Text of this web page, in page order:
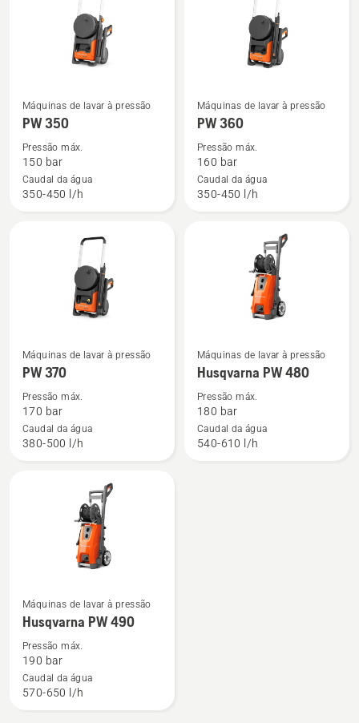
Ver
mais
detalhes
sobre
PW 350
Máquinas de lavar à pressão
PW 350
Pressão máx.
150 bar
Caudal da água
350-450 l/h
Ver
mais
detalhes
sobre
PW 360
Máquinas de lavar à pressão
PW 360
Pressão máx.
160 bar
Caudal da água
350-450 l/h
Ver
mais
detalhes
sobre
PW 370
Máquinas de lavar à pressão
PW 370
Pressão máx.
170 bar
Caudal da água
380-500 l/h
Ver
mais
detalhes
sobre
Husqvarna
PW 480
Máquinas de lavar à pressão
Husqvarna PW 480
Pressão máx.
180 bar
Caudal da água
540-610 l/h
Ver
mais
detalhes
sobre
Husqvarna
PW 490
Máquinas de lavar à pressão
Husqvarna PW 490
Pressão máx.
190 bar
Caudal da água
570-650 l/h